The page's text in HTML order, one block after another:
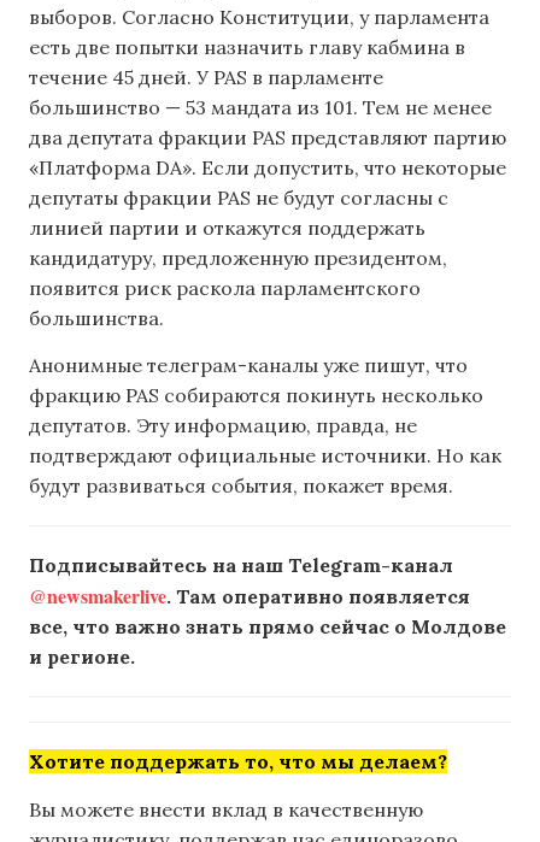
выборов. Согласно Конституции, у парламента
есть две попытки назначить главу кабмина в
течение 45 дней. У PAS в парламенте
большинство — 53 мандата из 101. Тем не менее
два депутата фракции PAS представляют партию
«Платформа DA». Если допустить, что некоторые
депутаты фракции PAS не будут согласны с
линией партии и откажутся поддержать
кандидатуру, предложенную президентом,
появится риск раскола парламентского
большинства.
Анонимные телеграм-каналы уже пишут, что
фракцию PAS собираются покинуть несколько
депутатов. Эту информацию, правда, не
подтверждают официальные источники. Но как
будут развиваться события, покажет время.
Подписывайтесь на наш Telegram-канал
@newsmakerlive. Там оперативно появляется
все, что важно знать прямо сейчас о Молдове
и регионе.
Хотите поддержать то, что мы делаем?
Вы можете внести вклад в качественную